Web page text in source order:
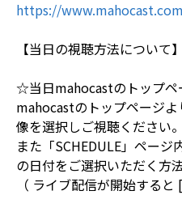
https://
【当日の視聴方法について】
☆当日mahocastのトップ
mahocastのトップページ
像を選択しご視聴ください。
また「SCHEDULE」ペー
の日付をご選択いただく方
（ ライブ配信が開始すると